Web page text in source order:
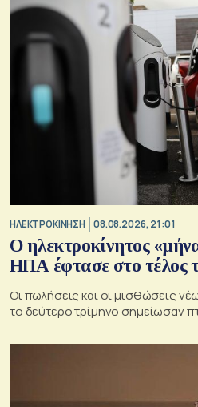
ΗΛΕΚΤΡΟΚΙΝΗΣΗ 08.08.2026, 21:01
Ο ηλεκτροκίνητος
ΗΠΑ έφτασε στο τέλος
Οι πωλήσεις και οι μισθώσεις
το δεύτερο τρίμηνο σημείωσαν